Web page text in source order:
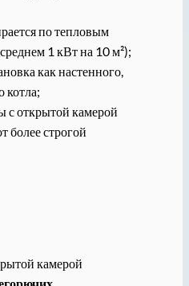
по тепловым
1 кВт на 10 м²);
как настенного,
котла;
с открытой камерой
более строгой
камерой